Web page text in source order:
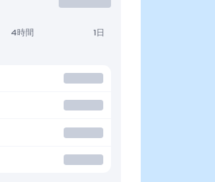
4時間 1日